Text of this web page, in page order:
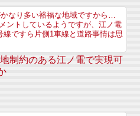
なり多い裕福な地域ですから…
ントしているようですが、江ノ電
ですら片側1車線と道路事情は思
制約のある江ノ電で実現可